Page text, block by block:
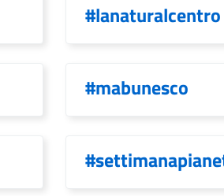
#lanaturalcentro
#mabunesco